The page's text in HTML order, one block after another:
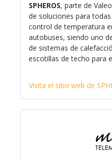
SPHEROS, parte de
de soluciones para
control de temperatura
autobuses, siendo uno
de sistemas de
escotillas de techo para
Visita el sitio web de